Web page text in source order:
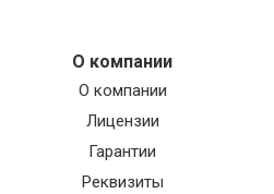
О компании
О компании
Лицензии
Гарантии
Реквизиты